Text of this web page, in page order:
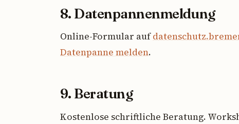
8. Datenpannenmeldung
Online-Formular auf
Datenpanne melden.
9. Beratung
Kostenlose schriftliche Beratung.